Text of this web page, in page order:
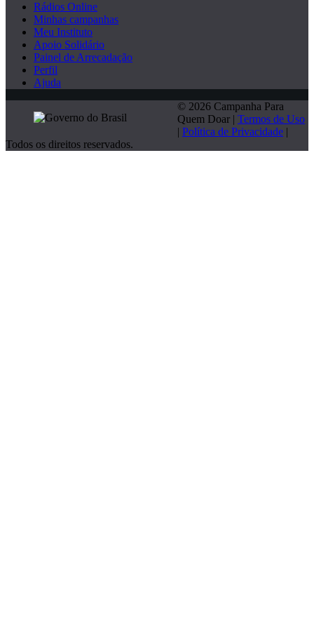
Rádios Online
Minhas campanhas
Meu Instituto
Apoio Solidário
Painel de Arrecadação
Perfil
Ajuda
© 2026 Campanha Para
Quem Doar | Termos de Uso
| Política de Privacidade |
Todos os direitos reservados.